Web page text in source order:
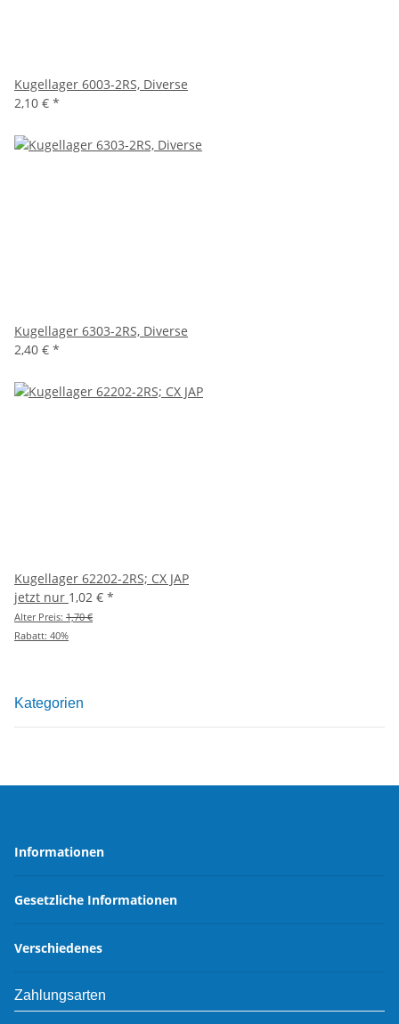
Kugellager 6003-2RS, Diverse
2,10 € *
Kugellager 6303-2RS, Diverse
2,40 € *
Kugellager 62202-2RS; CX JAP
jetzt nur 1,02 € *
Alter Preis: 1,70 €
Rabatt: 40%
Kategorien
Informationen
Gesetzliche Informationen
Verschiedenes
Zahlungsarten